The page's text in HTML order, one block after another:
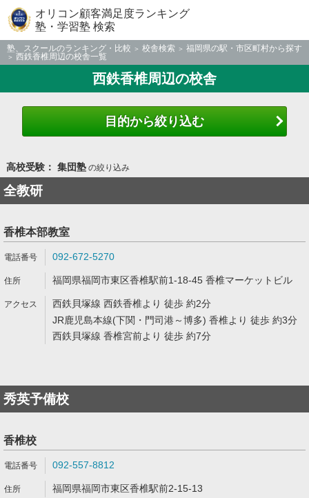
オリコン顧客満足度ランキング
塾・学習塾 検索
塾、スクールのランキング・比較 校舎検索
福岡県の駅・市区町村から探す
西鉄香椎周辺の校舎一覧
西鉄香椎周辺の校舎
目的から絞り込む
高校受験： 集団塾の絞り込み
全教研
香椎本部教室
092-672-5270
福岡県福岡市東区香椎駅前1-18-45 香椎マーケットビル
西鉄貝塚線 西鉄香椎より 徒歩 約2分
JR鹿児島本線(下関・門司港～博多) 香椎より 徒歩 約3分
西鉄貝塚線 香椎宮前より 徒歩 約7分
秀英予備校
香椎校
092-557-8812
福岡県福岡市東区香椎駅前2-15-13